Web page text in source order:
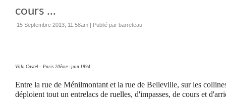
cours ...
15 Septembre 2013, 11:58am | Publié par barreteau
Villa Castel - Paris 20ème - juin 1994
Entre la rue de Ménilmontant et la rue de Belleville, sur les
déploient tout un entrelacs de ruelles, d'impasses, de cours et